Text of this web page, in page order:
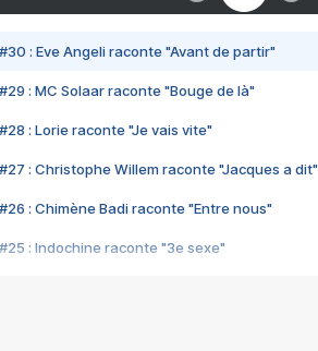
#30 : Eve Angeli raconte "Avant de partir"
#29 : MC Solaar raconte "Bouge de là"
#28 : Lorie raconte "Je vais vite"
#27 : Christophe Willem raconte "Jacques a dit"
#26 : Chimène Badi raconte "Entre nous"
#25 : Indochine raconte "3e sexe"